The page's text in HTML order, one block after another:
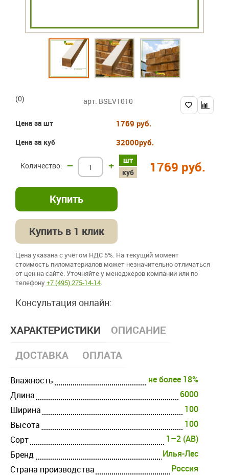
(0) арт. BSEV1010
Цена за шт 1769 руб.
Цена за куб 32000руб.
шт
куб
– + 1769 руб.
Купить в 1 клик
Цена указана с учётом НДС 5%. На текущий момент
стоимость пиломатериалов может незначительно отличаться
от цен на сайте. Уточняйте у менеджеров компании или по
телефону+7 (495) 275-14-14.
Консультация онлайн:
ХАРАКТЕРИСТИКИ
ОПИСАНИЕ
ДОСТАВКА
ОПЛАТА
Влажность
не более 18%
Длина
6000
Ширина
100
Высота
100
Cорт
1–2 (AB)
Бренд
Илья-Лес
Страна производства
Россия